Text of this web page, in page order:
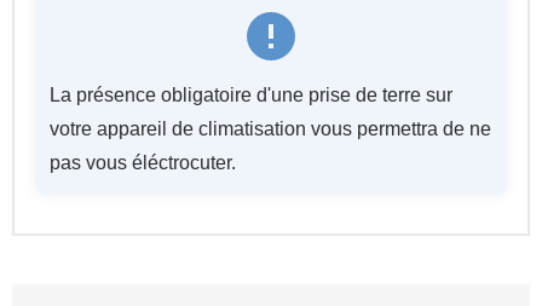
La présence obligatoire d'une prise de terre sur
votre appareil de climatisation vous permettra de ne
pas vous éléctrocuter.